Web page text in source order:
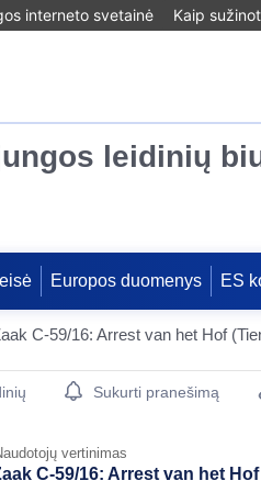
interneto svetainė Kaip
leidinių
Europos duomenys ES
Actions Portlet
Sukurti pranešimą
vertinimas
C-59/16: Arrest van het